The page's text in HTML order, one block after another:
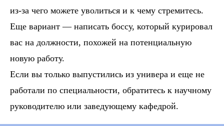
из-за чего можете уволиться и к чему стремитесь.
Еще вариант — написать боссу, который курировал
вас на должности, похожей на потенциальную
новую работу.
Если вы только выпустились из универа и еще не
работали по специальности, обратитесь к научному
руководителю или заведующему кафедрой.